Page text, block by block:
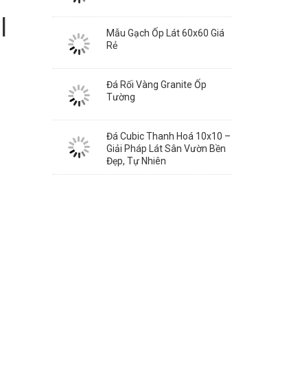
Mẫu Gạch Ốp Lát 60x60 Giá
Rẻ
Đá Rối Vàng Granite Ốp
Tường
Đá Cubic Thanh Hoá 10x10 –
Giải Pháp Lát Sân Vườn Bền
Đẹp, Tự Nhiên